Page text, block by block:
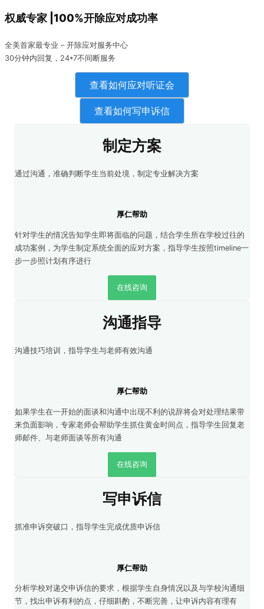
权威专家 |100%开除应对成功率
全美首家最专业 – 开除应对服务中心
30分钟内回复，24*7不间断服务
查看如何应对听证会
查看如何写申诉信
制定方案
通过沟通，准确判断学生当前处境，制定专业解决方案
厚仁帮助
针对学生的情况告知学生即将面临的问题，结合学生所在学校过往的
成功案例，为学生制定系统全面的应对方案，指导学生按照timeline一
步一步照计划有序进行
在线咨询
沟通指导
沟通技巧培训，指导学生与老师有效沟通
厚仁帮助
如果学生在一开始的面谈和沟通中出现不利的说辞将会对处理结果带
来负面影响，专家老师会帮助学生抓住黄金时间点，指导学生回复老
师邮件、与老师面谈等所有沟通
在线咨询
写申诉信
抓准申诉突破口，指导学生完成优质申诉信
厚仁帮助
分析学校对递交申诉信的要求，根据学生自身情况以及与学校沟通细
节，找出申诉有利的点，仔细斟酌，不断完善，让申诉内容有理有